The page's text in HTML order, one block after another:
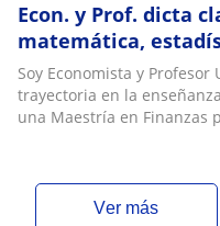
Econ. y Prof. dicta
matemática,
ciencias
Soy Economista y
trayectoria en la
una Maestría en Finanzas
ver más